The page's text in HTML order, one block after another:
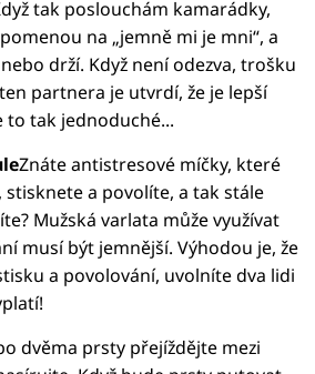
tak poslouchám kamarádky,
na „jemně mi je mni“, a
drží. Když není odezva, trošku
partnera je utvrdí, že je lepší
to tak jednoduché...
Znáte antistresové míčky, které
a povolíte, a tak stále
Mužská varlata může využívat
musí být jemnější. Výhodou je, že
a povolování, uvolníte dva lidi
dvěma prsty přejíždějte mezi